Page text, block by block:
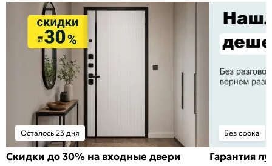
Осталось 23 дня
Скидки до 30% на входные двери
Без срока
Гарантия